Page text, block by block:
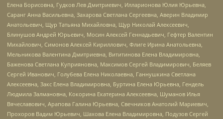
Елена Борисовна, Гудков Лев Дмитриевич, Илларионова Юлия Юрьевна,
Саранг Анна Васильевна, Захарова Светлана Сергеевна, Аверин Владимир
Анатольевич, Щур Татьяна Михайловна, Щур Николай Алексеевич,
Блинушов Андрей Юрьевич, Мосин Алексей Геннадьевич, Гефтер Валентин
Михайлович, Симонов Алексей Кириллович, Флиге Ирина Анатольевна,
Мельникова Валентина Дмитриевна, Вититинова Елена Владимировна,
Баженова Светлана Куприяновна, Максимов Сергей Владимирович, Беляев
Сергей Иванович, Голубева Елена Николаевна, Ганнушкина Светлана
Алексеевна, Закс Елена Владимировна, Буртина Елена Юрьевна, Гендель
Людмила Залмановна, Кокорина Екатерина Алексеевна, Шуманов Илья
Вячеславович, Арапова Галина Юрьевна, Свечников Анатолий Мариевич,
Прохоров Вадим Юрьевич, Шахова Елена Владимировна, Подузов Сергей